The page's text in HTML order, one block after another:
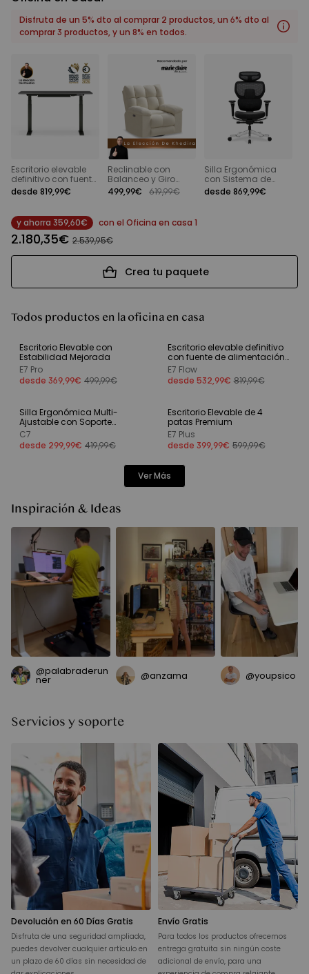
Disfruta de un 5% dto al comprar 2 productos, un 6% dto al
comprar 3 productos, y un 8% en todos.
Escritorio elevable
definitivo con fuente
de alimentación
integrada en la
generació
desde 819,99€
Reclinable con
Balanceo y Giro
Eléctrico con
Respaldo Tipo
499,99€ 619,99€
Silla Ergonómica
con Sistema de
Respaldo Dinámico
desde 869,99€
y ahorra 359,60€ con el Oficina en casa 1
2.180,35€ 2.539,95€
Crea tu paquete
Todos productos en la oficina en casa
Más vendido
Escritorio Elevable con
Estabilidad Mejorada
E7 Pro
desde 369,99€ 499,99€
35% dto
Escritorio elevable definitivo
con fuente de alimentación
integrada en la columna de
nueva generació
E7 Flow
desde 532,99€ 819,99€
-28 %
Silla Ergonómica Multi-
Ajustable con Soporte
Lumbar Dividido
C7
desde 299,99€ 419,99€
Ofertas limitadas | -200€
Escritorio Elevable de 4
patas Premium
E7 Plus
desde 399,99€ 599,99€
Ver Más
Inspiración & Ideas
@palabraderun
ner @anzama @youpsico
Servicios y soporte
Devolución en 60 Días Gratis
Disfruta de una seguridad ampliada,
puedes devolver cualquier artículo en
un plazo de 60 días sin necesidad de
Envío Gratis
Para todos los productos ofrecemos
entrega gratuita sin ningún coste
adicional de envío, para una